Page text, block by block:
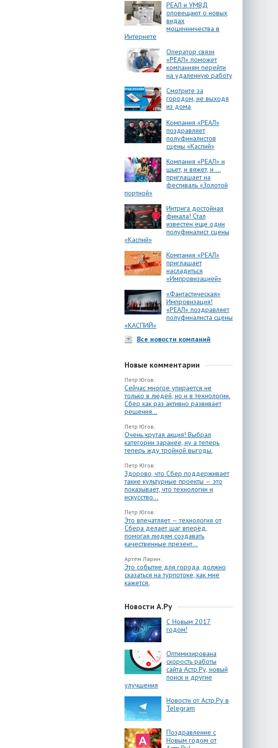
РЕАЛ и УМВД
оповещают о новых
видах
мошенничества в
Интернете
Оператор связи
«РЕАЛ» поможет
компаниям перейти
на удаленную работу
Смотрите за
городом, не выходя
из дома
Компания «РЕАЛ»
поздравляет
полуфиналистов
сцены «Каспий»
Компания «РЕАЛ» и
шьет, и вяжет, и …
приглашает на
фестиваль «Золотой
портной»
Интрига достойная
финала! Стал
известен еще один
полуфиналист сцены
«Каспий»
Компания «РЕАЛ»
приглашает
насладиться
«Импровизацией»
«Фантастическая»
Импровизация!
«РЕАЛ» поздравляет
полуфиналиста сцены
«КАСПИЙ»
Все новости компаний
Новые комментарии
Петр Югов:
Сейчас многое упирается не
только в людей, но и в технологии.
Сбер как раз активно развивает
решения...
Петр Югов:
Очень крутая акция! Выбрал
категории заранее, ну а теперь
теперь жду тройной выгоды.
Петр Югов:
Здорово, что Сбер поддерживает
такие культурные проекты — это
показывает, что технологии и
искусство...
Петр Югов:
Это впечатляет — технология от
Сбера делает шаг вперёд,
помогая людям создавать
качественные презент...
Артём Ларин:
Это событие для города, должно
сказаться на турпотоке, как мне
кажется.
Новости А.Ру
С Новым 2017
годом!
Оптимизирована
скорость работы
сайта Астр.Ру, новый
поиск и другие
улучшения
Новости от Астр.Ру в
Telegram
Поздравление с
Новым годом от